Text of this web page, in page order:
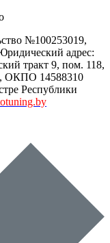
№100253019,
адрес:
тракт 9, пом. 118,
ОКПО 14588310
Республики